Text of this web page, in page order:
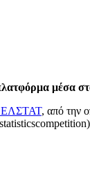
μέσα
ΕΛΣΤΑΤ, από την